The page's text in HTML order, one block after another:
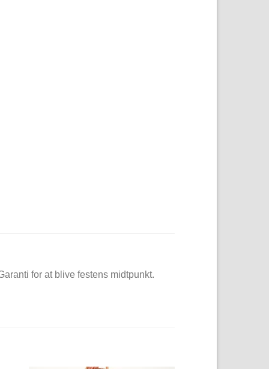
for at blive festens midtpunkt.